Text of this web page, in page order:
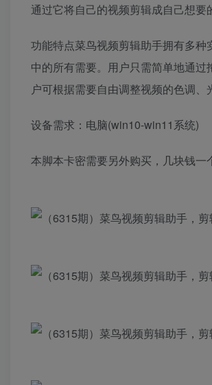
通过它将自己的视频剪辑成自己想
功能特点菜鸟视频剪辑助手拥有多
中的所有需要。用户只需简单地通
户可根据需要自由调整视频的色调
设备需求：电脑(win10-win11系统)
本脚本卡密需要另外购买，几块钱